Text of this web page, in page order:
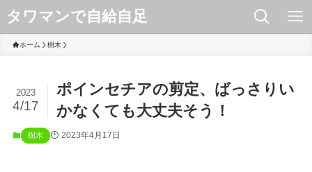
タワマンで自給自足
ホーム 樹木
ポインセチアの剪定、ばっさりい
かなくても大丈夫そう！
2023
4/17
樹木 2023年4月17日